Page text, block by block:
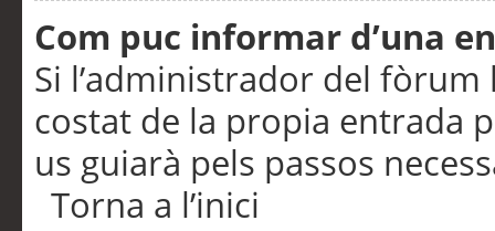
Com puc informar d’una
Si l’administrador del
costat de la propia entrada
us guiarà pels passos
Torna a l’inici